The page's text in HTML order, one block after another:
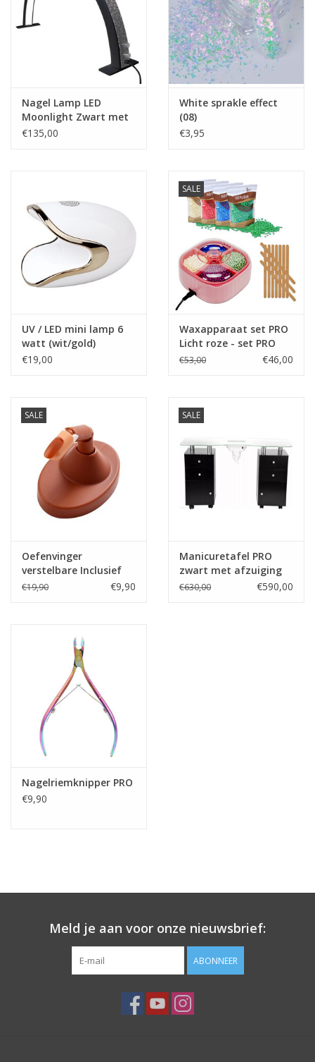
De betaling kan niet meer gecrediteerd worden.
Voor meer informatie kunt u contact opnemen per email;
mbs@megabeautyshop.nl
Nagel Lamp LED
Moonlight Zwart met
diamonds (strass)
€135,00
White sprakle effect
(08)
€3,95
UV / LED mini lamp 6
watt (wit/gold)
€19,00
SALE
Waxapparaat set PRO
Licht roze - set PRO
€53,00 €46,00
SALE
Oefenvinger
verstelbare Inclusief
100 Tips
€19,90 €9,90
SALE
Manicuretafel PRO
zwart met afzuiging
en glasplaat
€630,00 €590,00
Nagelriemknipper PRO
€9,90
Meld je aan voor onze nieuwsbrief:
ABONNEER